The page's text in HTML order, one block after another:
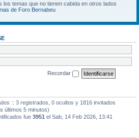
los temas que no tienen cabida en otros lados
de Foro Bernabeu
Recordar
:: 3 registrados, 0 ocultos y 1816 invitados
últimos 5 minutos)
fue 3951 el Sab, 14 Feb 2026, 13:41